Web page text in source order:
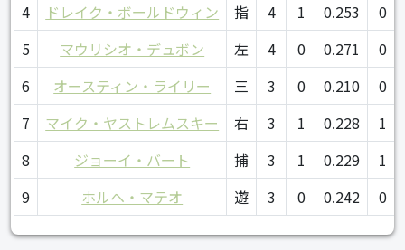
4
ドレイク・ボールドウィン 指 4 1 0.253
0
5
マウリシオ・デュボン 左 4 0 0.271
0
6
オースティン・ライリー 三 3 0 0.210
0
7
マイク・ヤストレムスキー 右 3 1 0.228
1
8
ジョーイ・バート 捕 3 1 0.229
1
9
ホルヘ・マテオ 遊 3 0 0.242 0